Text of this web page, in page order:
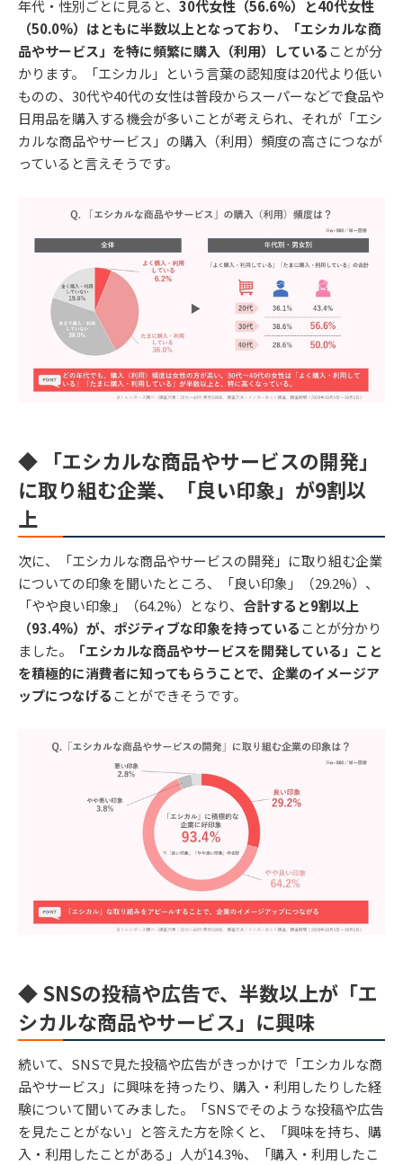
年代・性別ごとに見ると、 30代女性（56.6%）と40代女性
（50.0%）はともに半数以上となっており、「エシカルな商
品やサービス」を特に頻繁に購入（利用）していることが分
かります。「エシカル」という言葉の認知度は20代より低い
ものの、30代や40代の女性は普段からスーパーなどで食品や
日用品を購入する機会が多いことが考えられ、それが「エシ
カルな商品やサービス」の購入（利用）頻度の高さにつなが
っていると言えそうです。
◆ 「エシカルな商品やサービスの開発」
に取り組む企業、「良い印象」が9割以
上
次に、「エシカルな商品やサービスの開発」に取り組む企業
についての印象を聞いたところ、「良い印象」（29.2%）、
「やや良い印象」（64.2%）となり、 合計すると9割以上
（93.4%）が、ポジティブな印象を持っていることが分かり
ました。
「エシカルな商品やサービスを開発している」こと
を積極的に消費者に知ってもらうことで、企業のイメージア
ップにつなげることができそうです。
◆ SNSの投稿や広告で、半数以上が「エ
シカルな商品やサービス」に興味
続いて、SNSで見た投稿や広告がきっかけで「エシカルな商
品やサービス」に興味を持ったり、購入・利用したりした経
験について聞いてみました。「SNSでそのような投稿や広告
を見たことがない」と答えた方を除くと、「興味を持ち、購
入・利用したことがある」人が14.3%、「購入・利用したこ